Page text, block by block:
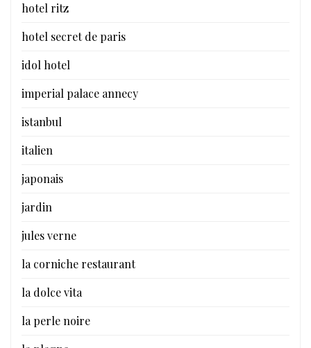
hotel ritz
hotel secret de paris
idol hotel
imperial palace annecy
istanbul
italien
japonais
jardin
jules verne
la corniche restaurant
la dolce vita
la perle noire